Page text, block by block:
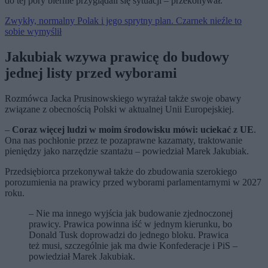
Zwykły, normalny Polak i jego sprytny plan. Czarnek nieźle to
sobie wymyślił
Jakubiak wzywa prawicę do budowy
jednej listy przed wyborami
Rozmówca Jacka Prusinowskiego wyrażał także swoje obawy
związane z obecnością Polski w aktualnej Unii Europejskiej.
– Coraz więcej ludzi w moim środowisku mówi: uciekać z UE.
Ona nas pochłonie przez te pozaprawne kazamaty, traktowanie
pieniędzy jako narzędzie szantażu – powiedział Marek Jakubiak.
Przedsiębiorca przekonywał także do zbudowania szerokiego
porozumienia na prawicy przed wyborami parlamentarnymi w 2027
roku.
– Nie ma innego wyjścia jak budowanie zjednoczonej
prawicy. Prawica powinna iść w jednym kierunku, bo
Donald Tusk doprowadzi do jednego bloku. Prawica
też musi, szczególnie jak ma dwie Konfederacje i PiS –
powiedział Marek Jakubiak.